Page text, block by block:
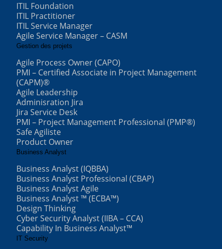
ITIL Foundation
ITIL Practitioner
ITIL Service Manager
Agile Service Manager – CASM
Gestion des projets
Agile Process Owner (CAPO)
PMI – Certified Associate in Project Management
(CAPM)®
Agile Leadership
Adminisration Jira
Jira Service Desk
PMI – Project Management Professional (PMP®)
Safe Agiliste
Product Owner
Business Analyst
Business Analyst (IQBBA)
Business Analyst Professional (CBAP)
Business Analyst Agile
Business Analyst ™ (ECBA™)
Design Thinking
Cyber Security Analyst (IIBA – CCA)
Capability In Business Analyst™
IT Security